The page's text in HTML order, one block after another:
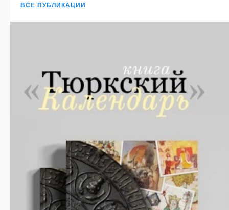
ВСЕ ПУБЛИКАЦИИ